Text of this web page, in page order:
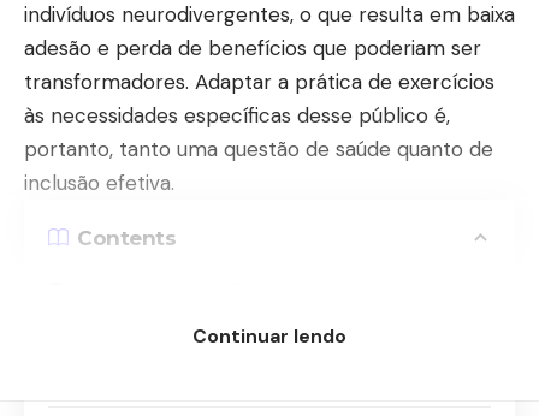
indivíduos neurodivergentes, o que resulta em baixa
adesão e perda de benefícios que poderiam ser
transformadores. Adaptar a prática de exercícios
às necessidades específicas desse público é,
portanto, tanto uma questão de saúde quanto de
inclusão efetiva.
Contents
Continuar lendo